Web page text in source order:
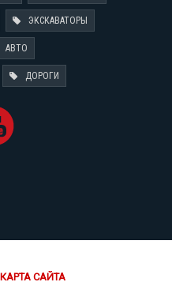
ЭКСКАВАТОРЫ
АВТО
ДОРОГИ
КАРТА САЙТА